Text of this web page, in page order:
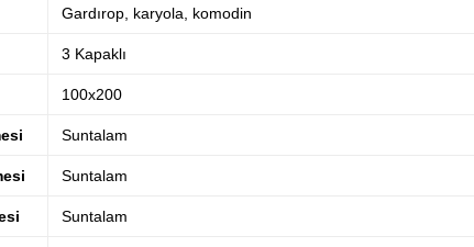
Gardırop, karyola, komodin
3 Kapaklı
100x200
Suntalam
Suntalam
Suntalam